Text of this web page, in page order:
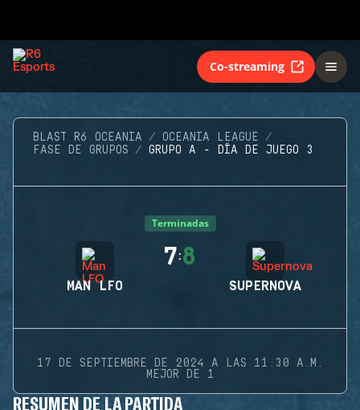
Co-streaming
BLAST R6 OCEANIA
OCEANIA LEAGUE
FASE DE GRUPOS
GRUPO A - DÍA DE JUEGO 3
Terminadas
MAN LFO
7:8
SUPERNOVA
17 DE SEPTIEMBRE DE 2024 A LAS 11:30 A.M.
MEJOR DE 1
RESUMEN DE LA PARTIDA